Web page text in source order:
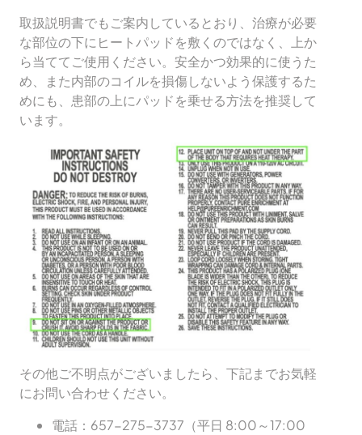
取扱説明書でもご案内しているとおり、治療が必要
な部位の下にヒートパッドを敷くのではなく、上か
ら当ててご使用ください。安全かつ効果的に使うた
め、また内部のコイルを損傷しないよう保護するた
めにも、患部の上にパッドを乗せる方法を推奨して
います。
その他ご不明点がございましたら、下記までお気軽
にお問い合わせください。
電話：657-275-3737（平日 8:00～17:00